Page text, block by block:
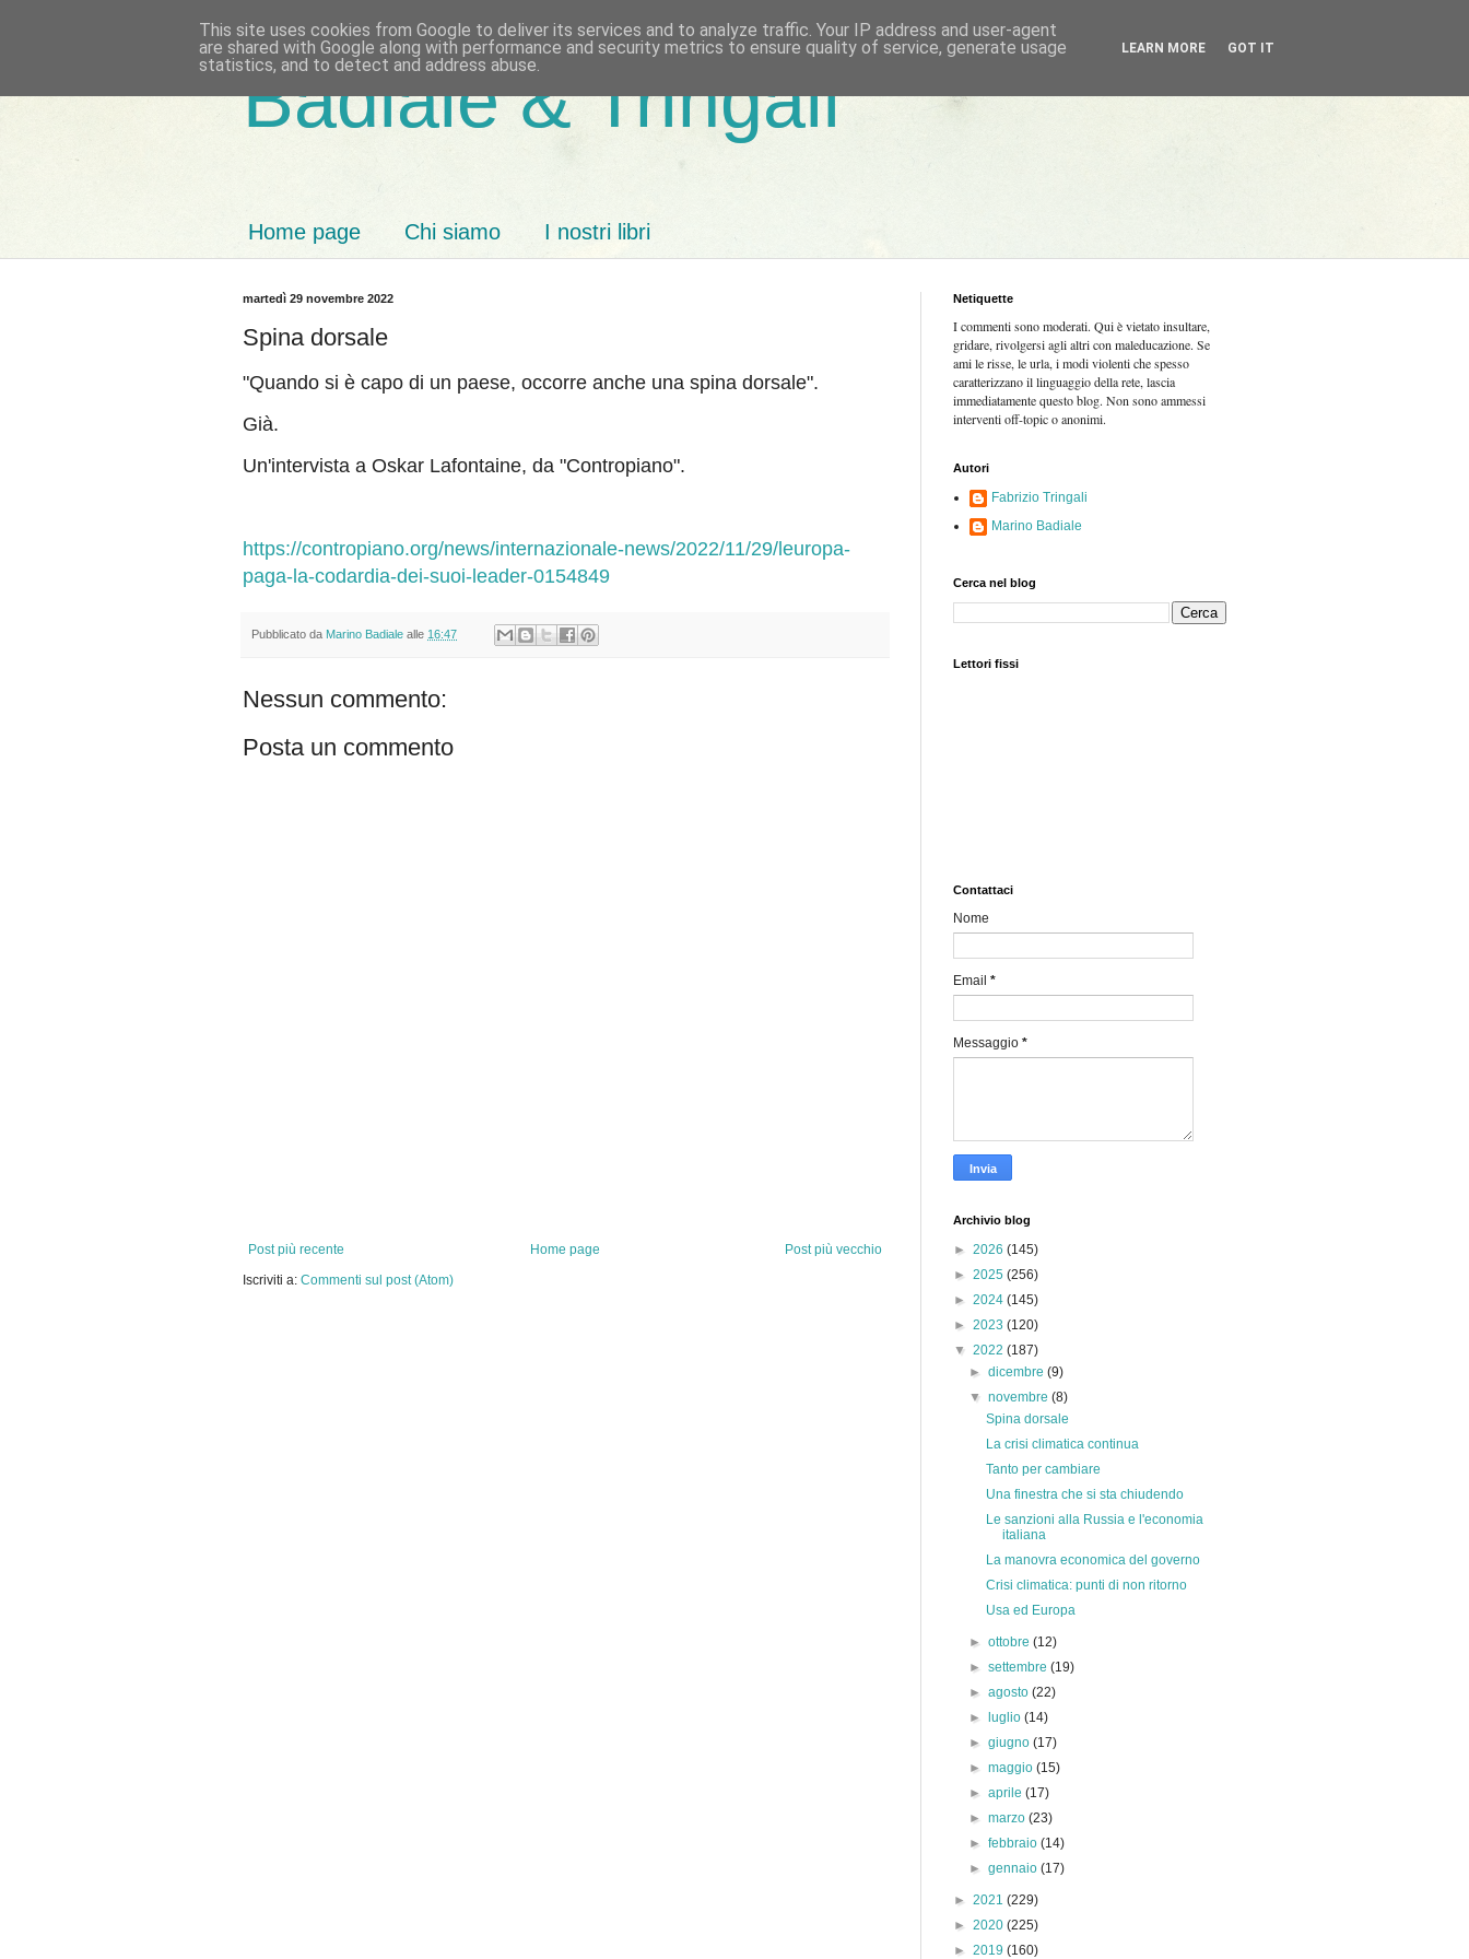
Badiale & Tringali
Home page Chi siamo I nostri libri
martedì 29 novembre 2022
Spina dorsale
"Quando si è capo di un paese, occorre anche una spina dorsale".
Già.
Un'intervista a Oskar Lafontaine, da "Contropiano".
https://contropiano.org/news/internazionale-news/2022/11/29/leuropa-
paga-la-codardia-dei-suoi-leader-0154849
Pubblicato da Marino Badiale alle 16:47
Nessun commento:
Posta un commento
Post più recente Post più vecchio
Home page
Iscriviti a: Commenti sul post (Atom)
Netiquette
I commenti sono moderati. Qui è vietato insultare,
gridare, rivolgersi agli altri con maleducazione. Se
ami le risse, le urla, i modi violenti che spesso
caratterizzano il linguaggio della rete, lascia
immediatamente questo blog. Non sono ammessi
interventi off-topic o anonimi.
Autori
Fabrizio Tringali
Marino Badiale
Cerca nel blog
Lettori fissi
Contattaci
Nome
Email *
Messaggio *
Archivio blog
► 2026 (145)
► 2025 (256)
► 2024 (145)
► 2023 (120)
▼ 2022 (187)
►dicembre(9)
▼novembre(8)
Spina dorsale
La crisi climatica continua
Tanto per cambiare
Una finestra che si sta chiudendo
Le sanzioni alla Russia e l'economia
italiana
La manovra economica del governo
Crisi climatica: punti di non ritorno
Usa ed Europa
►ottobre(12)
►settembre(19)
►agosto(22)
►
luglio(14)
►giugno(17)
►maggio(15)
►aprile(17)
►marzo(23)
►febbraio(14)
►gennaio(17)
► 2021 (229)
► 2020 (225)
► 2019 (160)
This site uses cookies from Google to deliver its services and to analyze traffic. Your IP address and user-agent
are shared with Google along with performance and security metrics to ensure quality of service, generate usage
statistics, and to detect and address abuse.
LEARN MORE GOT IT